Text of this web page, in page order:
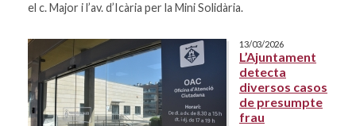
el c. Major i l’av. d’Icària per la Mini Solidària.
13/03/2026
L’Ajuntament
detecta
diversos casos
de presumpte
frau